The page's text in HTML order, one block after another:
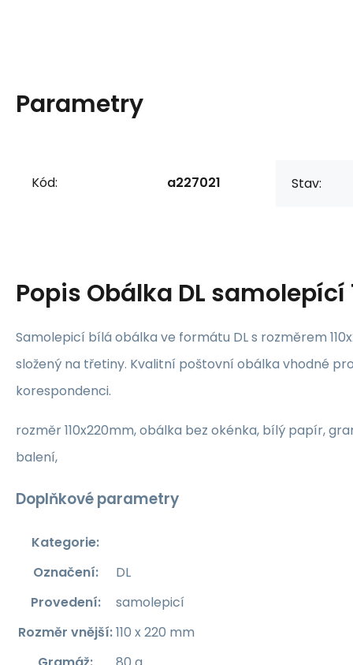
Parametry
Kód: a227021 Stav:
Popis Obálka DL samolepící
Samolepicí bílá obálka ve formátu DL s rozměrem
složený na třetiny. Kvalitní poštovní obálka vhodné
korespondenci.
rozměr 110x220mm, obálka bez okénka, bílý papír,
balení,
Doplňkové parametry
Kategorie:
Označení:
DL
Provedení:
samolepicí
Rozměr vnější:110 x 220 mm